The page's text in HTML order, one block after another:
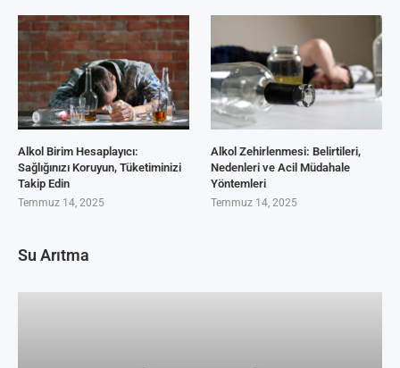
Alkol Birim Hesaplayıcı:
Sağlığınızı Koruyun, Tüketiminizi
Takip Edin
Temmuz 14, 2025
Alkol Zehirlenmesi: Belirtileri,
Nedenleri ve Acil Müdahale
Yöntemleri
Temmuz 14, 2025
Su Arıtma